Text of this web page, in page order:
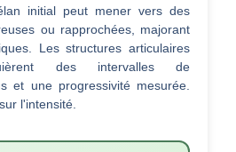
initial peut mener vers des
ou rapprochées, majorant
Les structures articulaires
des intervalles de
et une progressivité mesurée.
l'intensité.